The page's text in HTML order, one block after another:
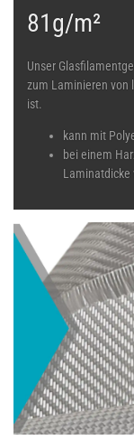
81g/m²
Unser
zum Laminieren von
ist.
kann mit
bei einem
Laminatdicke